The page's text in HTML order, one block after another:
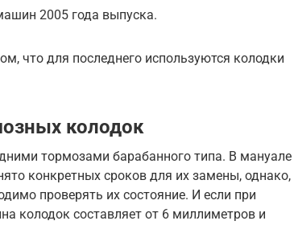
2005 года выпуска.
что для последнего используются колодки
колодок
тормозами барабанного типа. В мануале
конкретных сроков для их замены, однако,
проверять их состояние. И если при
колодок составляет от 6 миллиметров и